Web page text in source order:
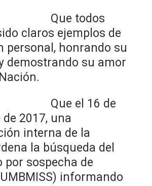
todos
claros ejemplos de
personal, honrando su
demostrando su amor
el 16 de
2017, una
interna de la
la búsqueda del
por sospecha de
informando